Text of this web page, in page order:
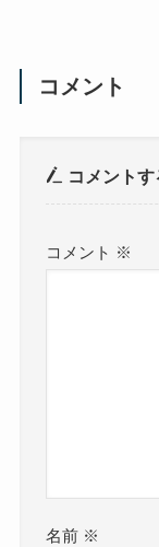
コメント
コメントす
コメント ※
名前 ※